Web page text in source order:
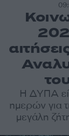
Η ΔΥΠΑ
ημερών για
μεγάλη